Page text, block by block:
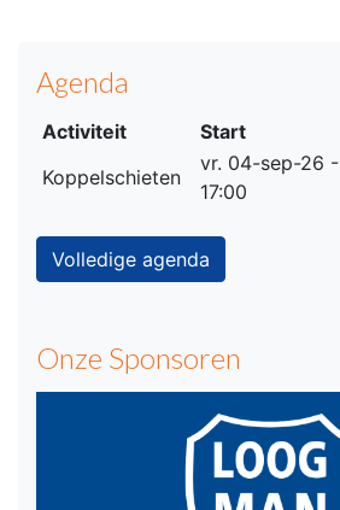
Agenda
Activiteit Start
Koppelschieten
vr. 04-sep-26 -
17:00
Volledige agenda
Onze Sponsoren